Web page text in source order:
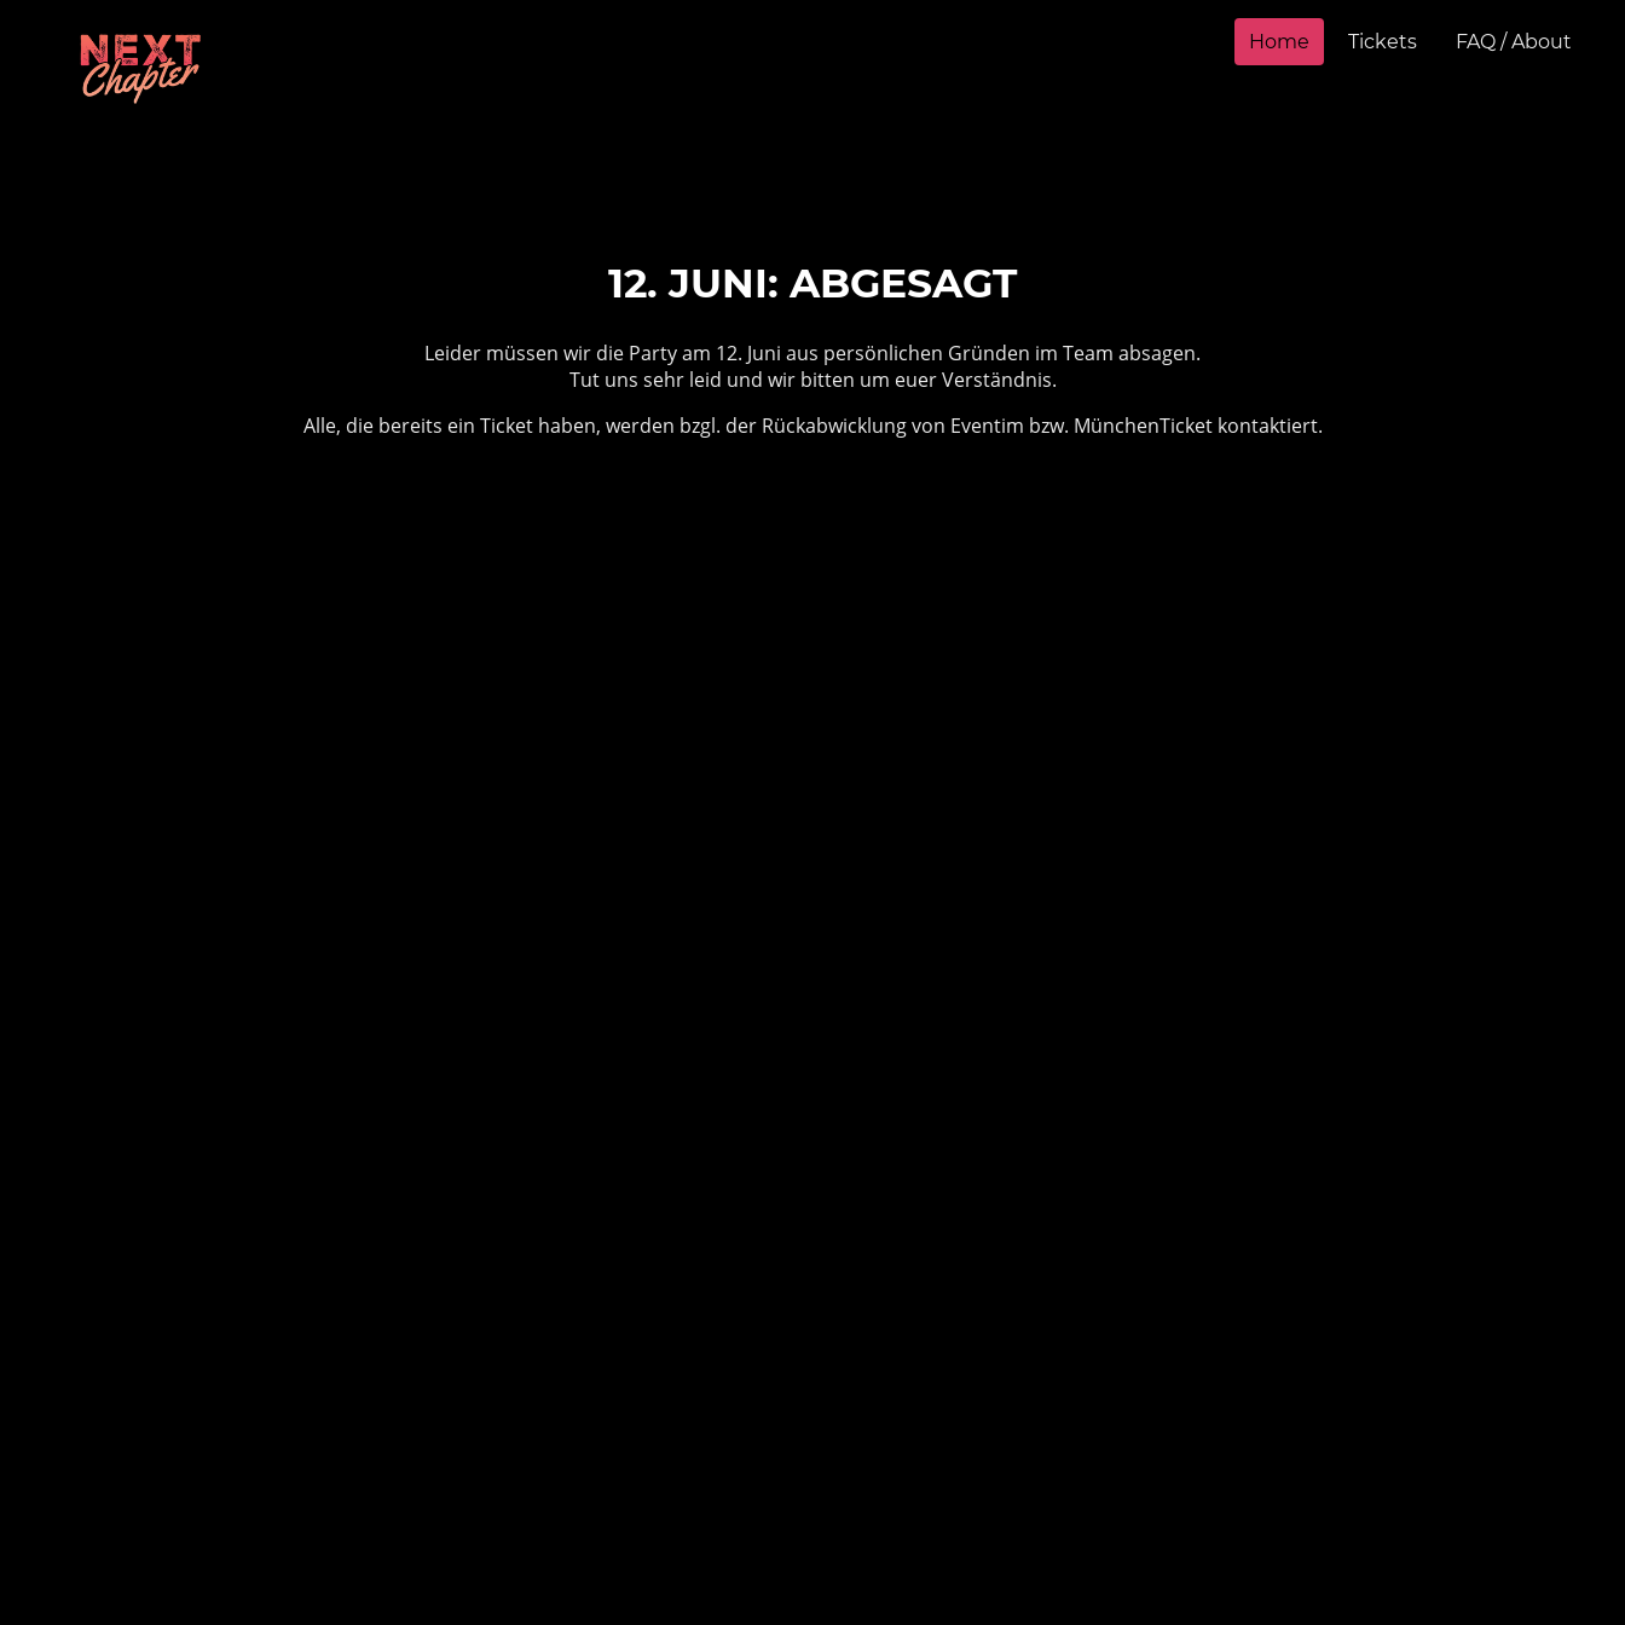
Home Tickets FAQ / About
12. JUNI: ABGESAGT
Leider müssen wir die Party am 12. Juni aus persönlichen Gründen im Team absagen.
Tut uns sehr leid und wir bitten um euer Verständnis.
Alle, die bereits ein Ticket haben, werden bzgl. der Rückabwicklung von Eventim bzw. MünchenTicket kontaktiert.